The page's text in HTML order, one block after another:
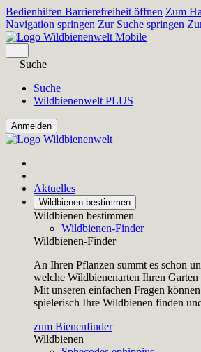
Bedienhilfen Barrierefreiheit öffnen Zum
Navigation springen Zur Suche springen
Suche
Suche
Wildbienenwelt PLUS
Aktuelles
Wildbienen bestimmen
Wildbienen bestimmen
Wildbienen-Finder
Wildbienen-Finder
An Ihren Pflanzen summt es schon
welche Wildbienenarten Ihren
Mit unseren einfachen Fragen
spielerisch Ihre Wildbienen finden
zum Bienenfinder
Wildbienen